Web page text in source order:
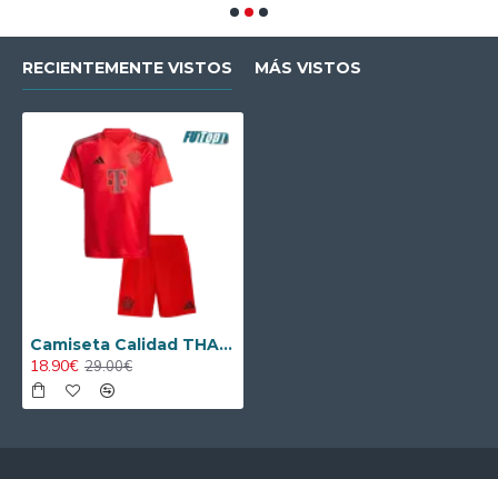
RECIENTEMENTE VISTOS MÁS VISTOS
Camiseta Calidad THAI Bayern Munich Primera Equipación 2024/25 Niño
18.90€ 29.00€